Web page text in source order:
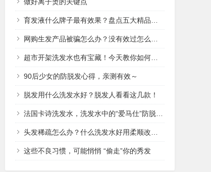
育发液什么牌子最有效果？盘点五大精品品牌
网购生发产品被骗怎么办？没有效过怎么办？能退回损失？
超市开架洗发水也有宝藏！今天教你如何在开架货中寻宝
90后少女的防脱发心得，亲测有效～
脱发用什么洗发水好？脱发人看看这几款！
法国卡诗洗发水，洗发水中的“爱马仕”防脱、蓬松、滋养统统不在话下
头发稀疏怎么办？什么洗发水好用柔顺改善毛躁
这些不良习惯，可能悄悄 “偷走”你的秀发